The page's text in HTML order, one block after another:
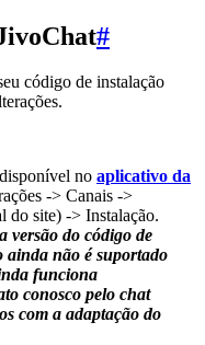
#
código de instalação
no aplicativo da
-> Canais ->
do site) -> Instalação.
versão do código de
ainda não é suportado
funciona
conosco pelo chat
com a adaptação do